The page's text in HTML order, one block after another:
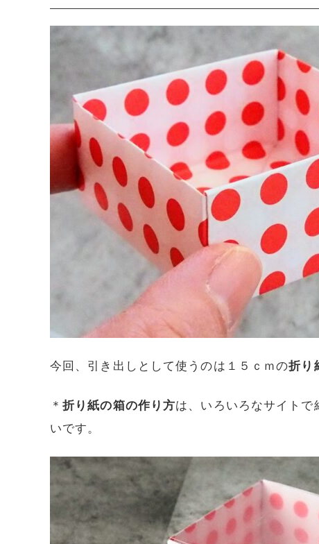
今回、引き出しとして使うのは１５ｃｍの折り
＊折り紙の箱の作り方は、いろいろなサイトで
いです。